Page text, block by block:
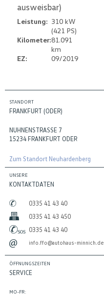
ausweisbar)
Leistung: 310 kW
(421 PS)
Kilometer:81.091
km
EZ:
09/2019
STANDORT
FRANKFURT (ODER)
NUHNENSTRASSE 7
15234 FRANKFURT ODER
Zum Standort Neuhardenberg
UNSERE
KONTAKTDATEN
0335 41 43 40
0335 41 43 450
0335 41 43 40
info.ffo@autohaus-minnich.de
ÖFFNUNGSZEITEN
SERVICE
MO-FR: